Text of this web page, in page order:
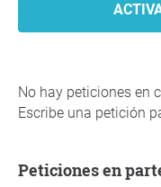
No hay peticiones en
Escribe una petición
Peticiones en